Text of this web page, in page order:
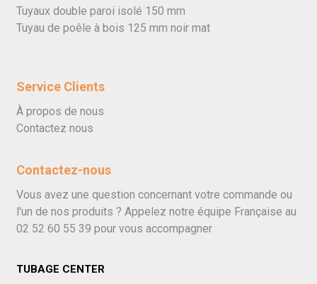
Tuyaux double paroi isolé 150 mm
Tuyau de poêle à bois 125 mm noir mat
Service Clients
À propos de nous
Contactez nous
Contactez-nous
Vous avez une question concernant votre commande ou
l'un de nos produits ? Appelez notre équipe Française au
02 52 60 55 39 pour vous accompagner
TUBAGE CENTER